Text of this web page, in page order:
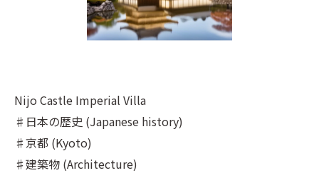
Nijo Castle Imperial Villa
♯日本の歴史 (Japanese history)
♯京都 (Kyoto)
♯建築物 (Architecture)